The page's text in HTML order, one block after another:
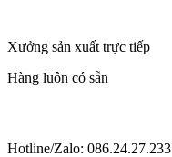
Xưởng sản xuất trực tiếp
Hàng luôn có sẵn
Hotline/Zalo: 086.24.27.233